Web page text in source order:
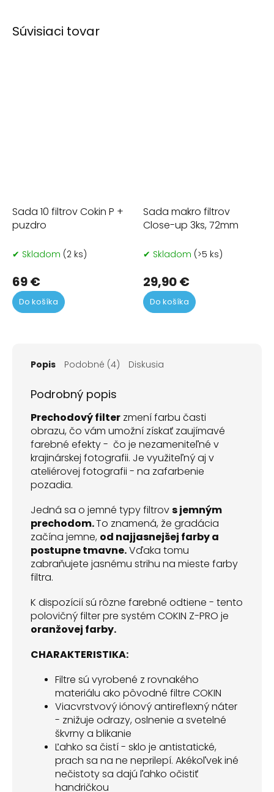
Súvisiaci tovar
Sada 10 filtrov Cokin P +
puzdro
✔ Skladom (2 ks)
69 €
Do košíka
Sada makro filtrov
Close-up 3ks, 72mm
✔ Skladom (>5 ks)
29,90 €
Do košíka
Popis Podobné (4) Diskusia
Podrobný popis
Prechodovýfilter zmení farbu časti
obrazu, čo vám umožní získať zaujímavé
farebné efekty - čo je nezameniteľné v
krajinárskej fotografii. Je využiteľný aj v
ateliérovej fotografii - na zafarbenie
pozadia.
Jedná sa o jemné typy filtrovs jemným
prechodom.To znamená, že gradácia
začína jemne, od najjasnejšej farby a
postupne tmavne.Vďaka tomu
zabraňujete jasnému strihu na mieste farby
filtra.
K dispozícií sú rôzne farebné odtiene - tento
polovičný filter pre systém COKIN Z-PRO je
oranžovej farby.
CHARAKTERISTIKA:
Filtre sú vyrobené z rovnakého
materiálu ako pôvodné filtre COKIN
Viacvrstvový iónový antireflexný náter
- znižuje odrazy, oslnenie a svetelné
škvrny a blikanie
Ľahko sa čistí - sklo je antistatické,
prach sa na ne neprilepí. Akékoľvek iné
nečistoty sa dajú ľahko očistiť
handričkou